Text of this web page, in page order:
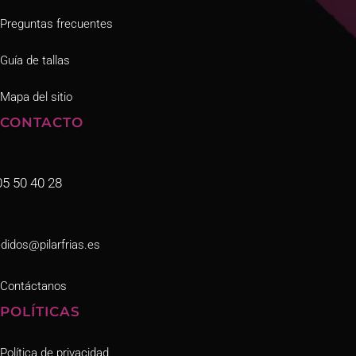
Preguntas frecuentes
Guía de tallas
Mapa del sitio
CONTACTO
50 40 28
Contáctanos
POLÍTICAS
Política de privacidad